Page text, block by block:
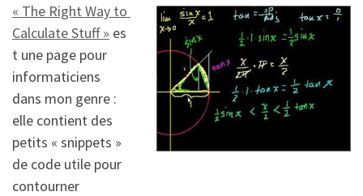
« The Right Way to
Calculate Stuff » es
t une page pour
informaticiens
dans mon genre :
elle contient des
petits « snippets »
de code utile pour
contourner